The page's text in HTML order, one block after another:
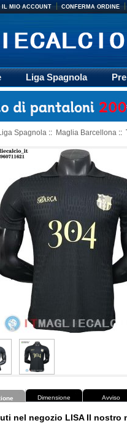
IL MIO ACCOUNT CONFERMA ORDINE
Liga Spagnola
Spagnola :: Maglia Barcellona ::
Dimensione Avviso
nel negozio LISA Il nostro